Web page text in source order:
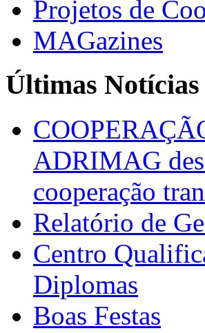
Projetos de
MAGazines
Últimas Notícias
ADRIMAG
cooperação
Relatório de
Centro
Diplomas
Boas Festas